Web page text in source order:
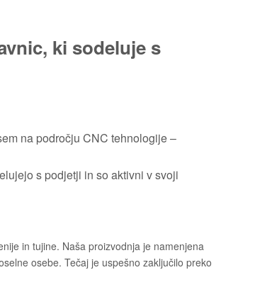
ki sodeluje s
na področju CNC tehnologije –
s podjetji in so aktivni v svoji
in tujine. Naša proizvodnja je namenjena
osebe. Tečaj je uspešno zaključilo preko